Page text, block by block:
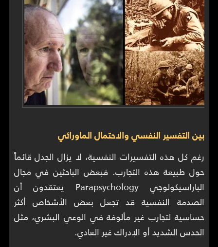
بين التفسير النفسي والاحتمال الماورائي
رغم كل هذه التفسيرات النفسية، لا يزال الجدل قائماً
حول طبيعة هذه التجارب. فبعض الباحثين في مجال
الباراسيكولوجي Parapsychology يعتقدون أن
الصدمة النفسية قد تجعل بعض الأشخاص أكثر
حساسية لتجارب غير مألوفة في الوعي البشري، مثل
الحدس الشديد أو الإدراك غير العادي.